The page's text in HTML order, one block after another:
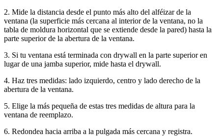
2. Mide la distancia desde el punto más alto del alféizar de la
ventana (la superficie más cercana al interior de la ventana, no la
tabla de moldura horizontal que se extiende desde la pared) hasta la
parte superior de la abertura de la ventana.
3. Si tu ventana está terminada con drywall en la parte superior en
lugar de una jamba superior, mide hasta el drywall.
4. Haz tres medidas: lado izquierdo, centro y lado derecho de la
abertura de la ventana.
5. Elige la más pequeña de estas tres medidas de altura para la
ventana de reemplazo.
6. Redondea hacia arriba a la pulgada más cercana y registra.